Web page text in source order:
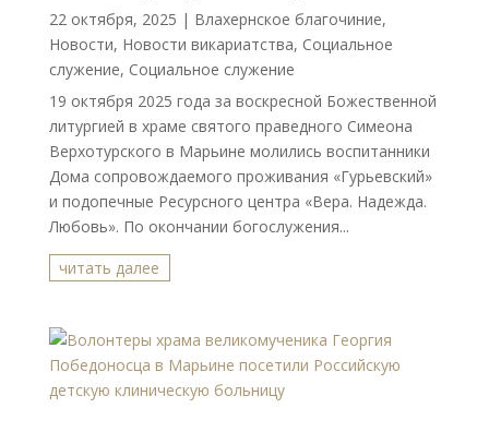
22 октября, 2025 | Влахернское благочиние,
Новости, Новости викариатства, Социальное
служение, Социальное служение
19 октября 2025 года за воскресной Божественной
литургией в храме святого праведного Симеона
Верхотурского в Марьине молились воспитанники
Дома сопровождаемого проживания «Гурьевский»
и подопечные Ресурсного центра «Вера. Надежда.
Любовь». По окончании богослужения...
читать далее